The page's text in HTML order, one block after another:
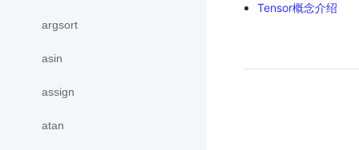
argsort
asin
assign
atan
Tensor概念介绍